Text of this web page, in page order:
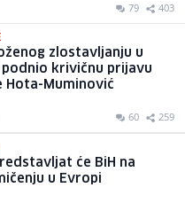
79 403
zlostavljanju u
krivičnu prijavu
Muminović
60 259
će BiH na
u Evropi